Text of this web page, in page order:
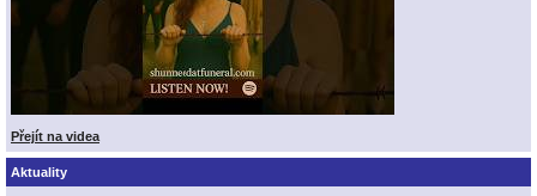
Přejít na videa
Aktuality